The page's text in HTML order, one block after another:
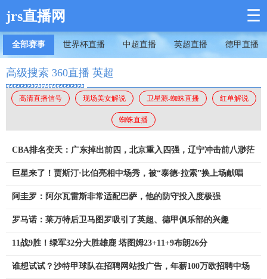
jrs直播网 ☰
全部赛事 世界杯直播 中超直播 英超直播 德甲直播
高级搜索 360直播 英超
高清直播信号 现场美女解说 卫星源-蜘蛛直播 红单解说
蜘蛛直播
CBA排名变天：广东掉出前四，北京重入四强，辽宁冲击前八渺茫
巨星来了！贾斯汀·比伯亮相中场秀，被“泰德·拉索”换上场献唱
阿圭罗：阿尔瓦雷斯非常适配巴萨，他的防守投入度极强
罗马诺：莱万特后卫马图罗吸引了英超、德甲俱乐部的兴趣
11战9胜！绿军32分大胜雄鹿 塔图姆23+11+9布朗26分
谁想试试？沙特甲球队在招聘网站投广告，年薪100万欧招聘中场